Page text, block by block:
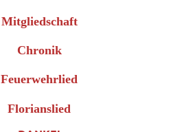
Mitgliedschaft
Chronik
Feuerwehrlied
Florianslied